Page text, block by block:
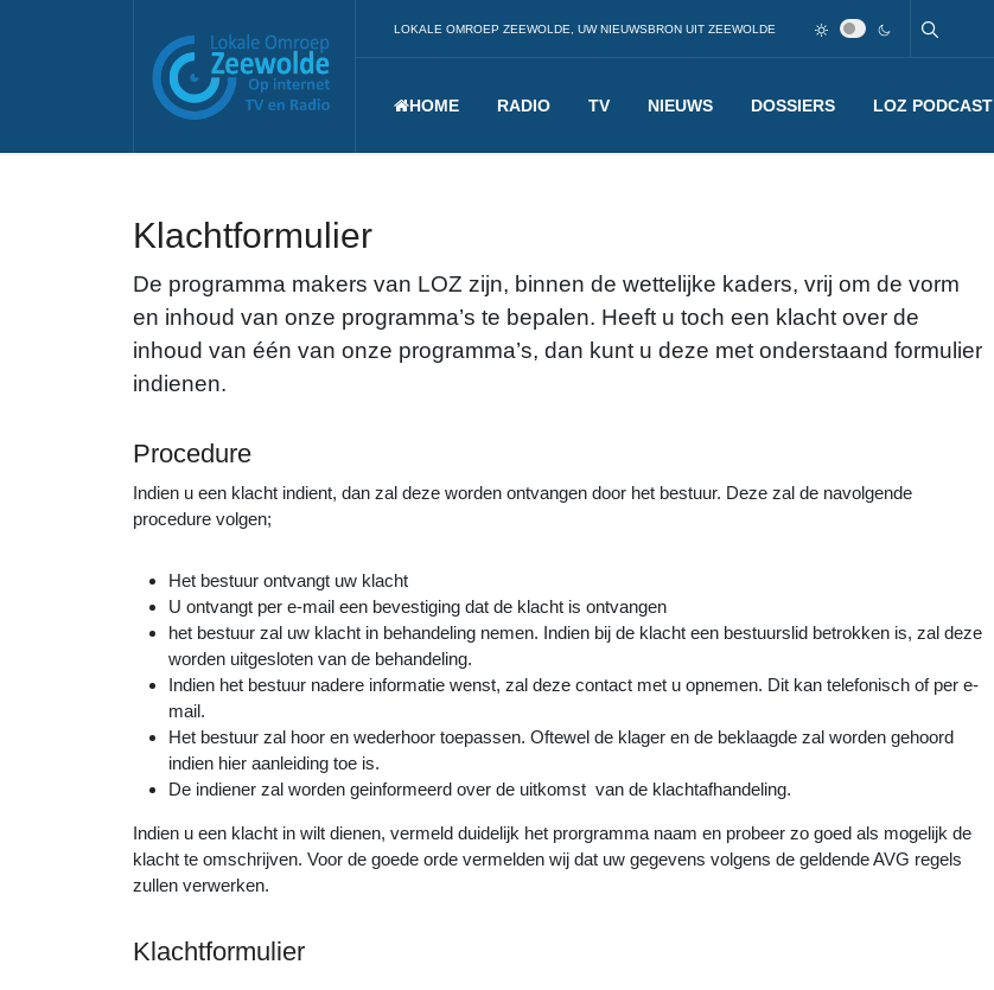
LOKALE OMROEP ZEEWOLDE, UW NIEUWSBRON UIT ZEEWOLDE
HOME RADIO TV NIEUWS DOSSIERS LOZ PODCAST
Klachtformulier
De programma makers van LOZ zijn, binnen de wettelijke kaders, vrij om de vorm
en inhoud van onze programma’s te bepalen. Heeft u toch een klacht over de
inhoud van één van onze programma’s, dan kunt u deze met onderstaand formulier
indienen.
Procedure
Indien u een klacht indient, dan zal deze worden ontvangen door het bestuur. Deze zal de navolgende
procedure volgen;
Het bestuur ontvangt uw klacht
U ontvangt per e-mail een bevestiging dat de klacht is ontvangen
het bestuur zal uw klacht in behandeling nemen. Indien bij de klacht een bestuurslid betrokken is, zal deze
worden uitgesloten van de behandeling.
Indien het bestuur nadere informatie wenst, zal deze contact met u opnemen. Dit kan telefonisch of per e-
mail.
Het bestuur zal hoor en wederhoor toepassen. Oftewel de klager en de beklaagde zal worden gehoord
indien hier aanleiding toe is.
De indiener zal worden geinformeerd over de uitkomst van de klachtafhandeling.
Indien u een klacht in wilt dienen, vermeld duidelijk het prorgramma naam en probeer zo goed als mogelijk de
klacht te omschrijven. Voor de goede orde vermelden wij dat uw gegevens volgens de geldende AVG regels
zullen verwerken.
Klachtformulier